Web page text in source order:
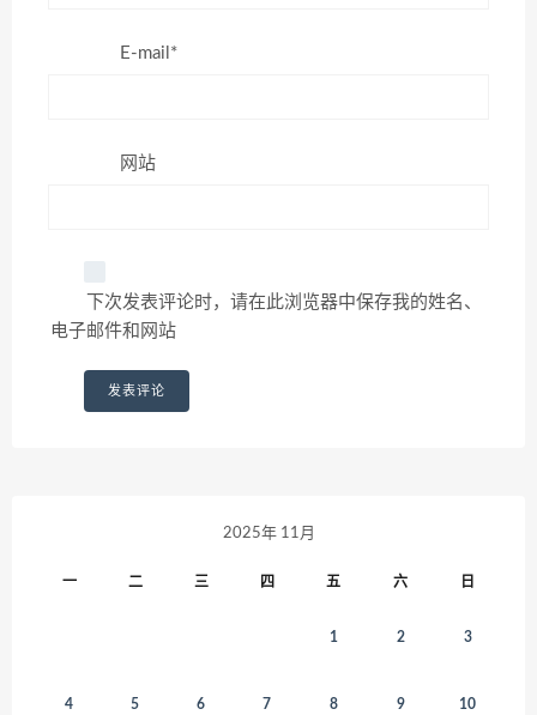
E-mail*
网站
下次发表评论时，请在此浏览器中保存我的姓名、
电子邮件和网站
2025年 11月
一 二 三 四 五 六 日
1 2 3
4 5 6 7 8 9 10